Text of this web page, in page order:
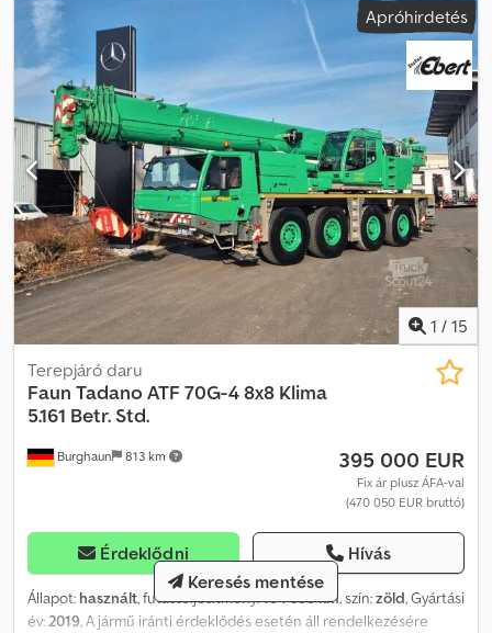
Apróhirdetés
1 / 15
Burghaun 813 km
Terepjáró daru
Faun Tadano ATF 70G-4 8x8 Klima
5.161 Betr. Std.
395 000 EUR
Fix ár plusz ÁFA-val
(470 050 EUR bruttó)
Érdeklődni Hívás
Állapot: használt, futásteljesítmény:104 388 km, szín:zöld, Gyártási
év:2019, A jármű iránti érdeklődés esetén áll rendelkezésére
Keresés mentése